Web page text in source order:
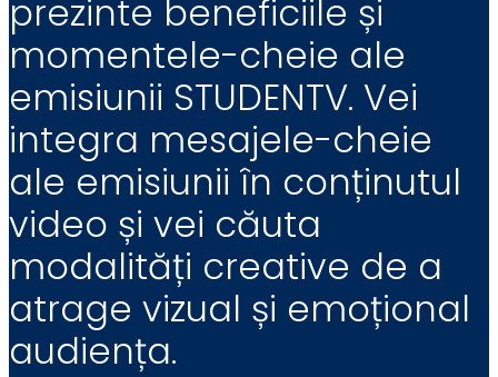
prezinte beneficiile și
momentele-cheie ale
emisiunii STUDENTV. Vei
integra mesajele-cheie
ale emisiunii în conținutul
video și vei căuta
modalități creative de a
atrage vizual și emoțional
audiența.